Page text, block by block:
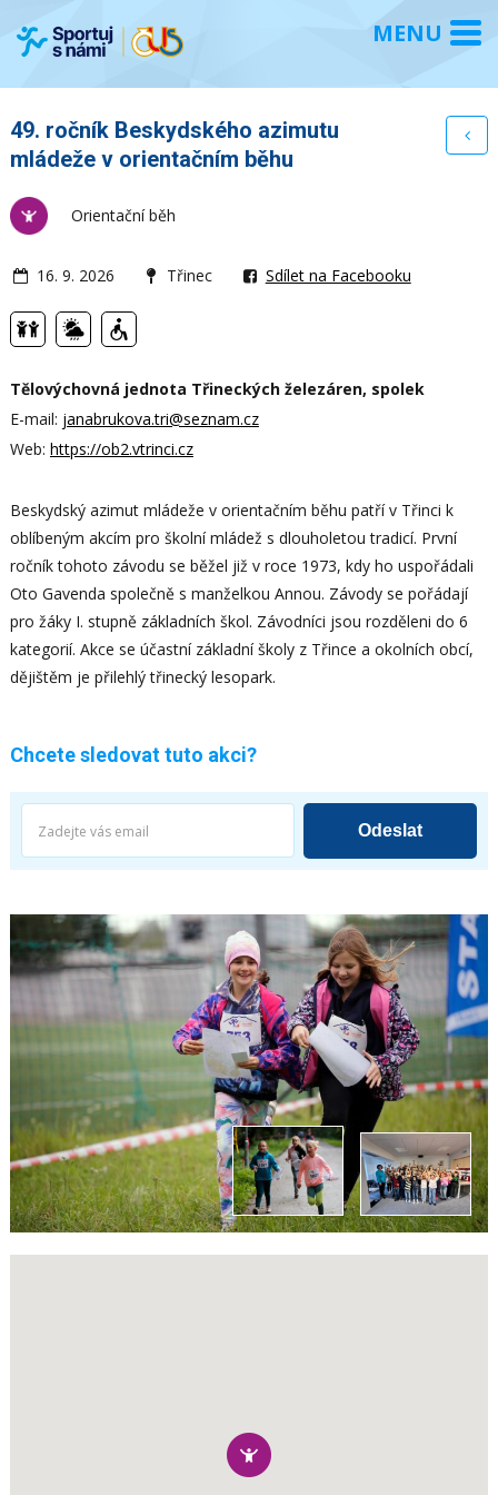
49. ročník Beskydského azimutu
mládeže v orientačním běhu
Orientační běh
16. 9. 2026 Třinec Sdílet na Facebooku
Tělovýchovná jednota Třineckých železáren, spolek
E-mail: janabrukova.tri@seznam.cz
Web: https://ob2.vtrinci.cz
Beskydský azimut mládeže v orientačním běhu patří v Třinci k
oblíbeným akcím pro školní mládež s dlouholetou tradicí. První
ročník tohoto závodu se běžel již v roce 1973, kdy ho uspořádali
Oto Gavenda společně s manželkou Annou. Závody se pořádají
pro žáky I. stupně základních škol. Závodníci jsou rozděleni do 6
kategorií. Akce se účastní základní školy z Třince a okolních obcí,
dějištěm je přilehlý třinecký lesopark.
Chcete sledovat tuto akci?